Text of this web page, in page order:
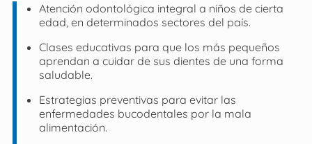
Atención odontológica integral a niños de cierta
edad, en determinados sectores del país.
Clases educativas para que los más pequeños
aprendan a cuidar de sus dientes de una forma
saludable.
Estrategias preventivas para evitar las
enfermedades bucodentales por la mala
alimentación.